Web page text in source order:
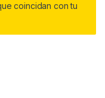
coincidan con tu